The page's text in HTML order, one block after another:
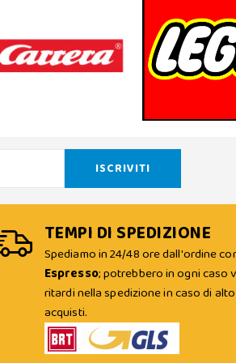
TEMPI DI SPEDIZIONE
Spediamo in 24/48 ore dall'ordine
Espresso; potrebbero in ogni caso
ritardi nella spedizione in caso di
acquisti.